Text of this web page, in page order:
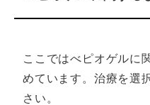
ここではべピオゲルに
めています。治療を選
さい。